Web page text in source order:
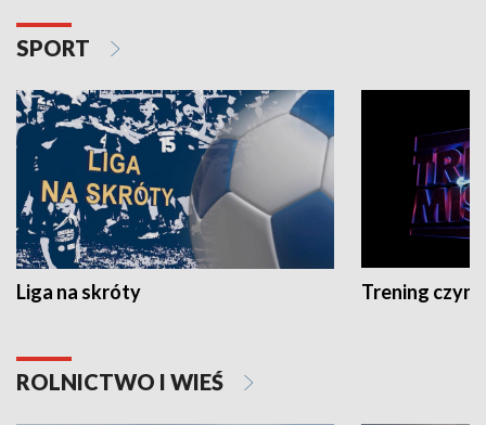
SPORT
Liga na skróty Trening czyni
ROLNICTWO I WIEŚ